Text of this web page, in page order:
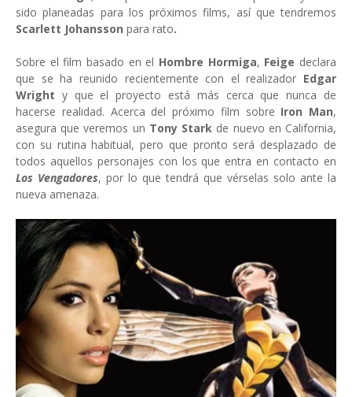
sido planeadas para los próximos films, así que tendremos
Scarlett Johansson para rato.
Sobre el film basado en el Hombre Hormiga, Feige declara
que se ha reunido recientemente con el realizador Edgar
Wright y que el proyecto está más cerca que nunca de
hacerse realidad. Acerca del próximo film sobre Iron Man,
asegura que veremos un Tony Stark de nuevo en California,
con su rutina habitual, pero que pronto será desplazado de
todos aquellos personajes con los que entra en contacto en
Los Vengadores, por lo que tendrá que vérselas solo ante la
nueva amenaza.